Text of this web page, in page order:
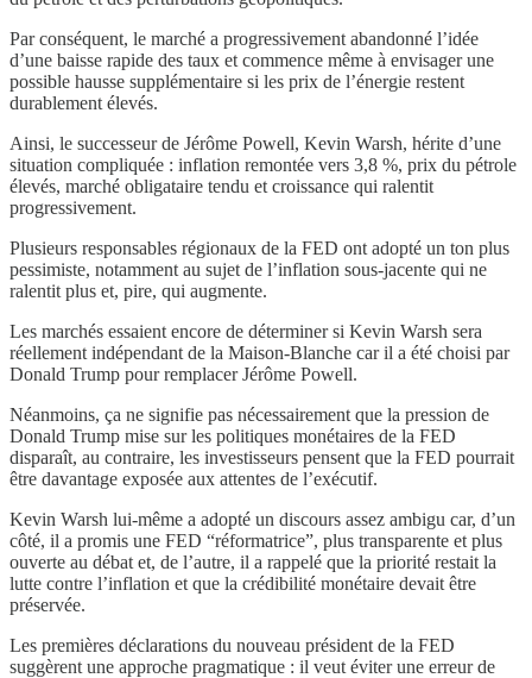
Par conséquent, le marché a progressivement abandonné l’idée
d’une baisse rapide des taux et commence même à envisager une
possible hausse supplémentaire si les prix de l’énergie restent
durablement élevés.
Ainsi, le successeur de Jérôme Powell, Kevin Warsh, hérite d’une
situation compliquée : inflation remontée vers 3,8 %, prix du pétrole
élevés, marché obligataire tendu et croissance qui ralentit
progressivement.
Plusieurs responsables régionaux de la FED ont adopté un ton plus
pessimiste, notamment au sujet de l’inflation sous-jacente qui ne
ralentit plus et, pire, qui augmente.
Les marchés essaient encore de déterminer si Kevin Warsh sera
réellement indépendant de la Maison-Blanche car il a été choisi par
Donald Trump pour remplacer Jérôme Powell.
Néanmoins, ça ne signifie pas nécessairement que la pression de
Donald Trump mise sur les politiques monétaires de la FED
disparaît, au contraire, les investisseurs pensent que la FED pourrait
être davantage exposée aux attentes de l’exécutif.
Kevin Warsh lui-même a adopté un discours assez ambigu car, d’un
côté, il a promis une FED “réformatrice”, plus transparente et plus
ouverte au débat et, de l’autre, il a rappelé que la priorité restait la
lutte contre l’inflation et que la crédibilité monétaire devait être
préservée.
Les premières déclarations du nouveau président de la FED
suggèrent une approche pragmatique : il veut éviter une erreur de